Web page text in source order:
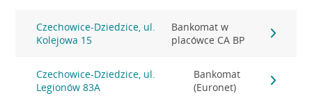
Czechowice-Dziedzice, ul.
Kolejowa 15
Bankomat w
placówce CA BP
Czechowice-Dziedzice, ul.
Legionów 83A
Bankomat
(Euronet)